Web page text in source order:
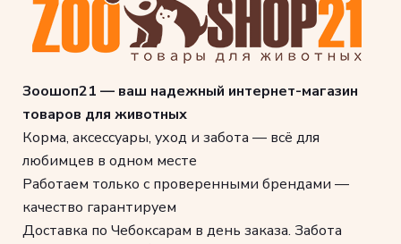
(птица), рис, изолят растительных белков*, животные жиры,
мука из зерновых культур, растительная клетчатка,
гидролизат белков животного происхождения
(вкусоароматические добавки), минеральные вещества,
рыбий жир, соевое масло, оболочка и семена подорожника,
дрожжи и побочные продукты брожения,
фруктоолигосахариды, гидролизат дрожжей (источник
мaннановых олигосахаридов), масло огуречника аптечного,
экстракт зеленого чая (источник полифенолов), гидролизат
из панциря ракообразных (источник глюкозамина),
экстракт бархатцев прямостоячих (источник лютеина),
гидролизат из хряща (источник хондроитина).
Зоошоп21 — ваш надежный интернет-магазин
товаров для животных
Корма, аксессуары, уход и забота — всё для
любимцев в одном месте
Работаем только с проверенными брендами —
качество гарантируем
Доставка по Чебоксарам в день заказа. Забота